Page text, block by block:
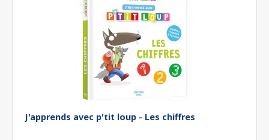
J'apprends avec p'tit loup - Les chiffres